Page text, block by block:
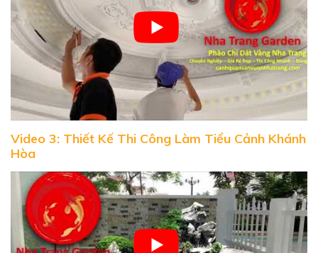
Video 3: Thiết Kế Thi Công Làm Tiểu Cảnh Khánh
Hòa